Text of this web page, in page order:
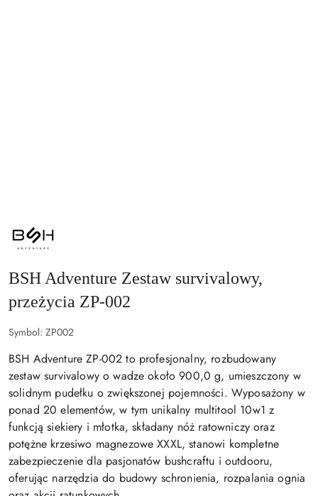
NAZWA
PRODUCENTA:
BSH
BSH Adventure Zestaw survivalowy,
przeżycia ZP-002
Symbol: ZP002
BSH Adventure ZP-002 to profesjonalny, rozbudowany
zestaw survivalowy o wadze około 900,0 g, umieszczony w
solidnym pudełku o zwiększonej pojemności. Wyposażony w
ponad 20 elementów, w tym unikalny multitool 10w1 z
funkcją siekiery i młotka, składany nóż ratowniczy oraz
potężne krzesiwo magnezowe XXXL, stanowi kompletne
zabezpieczenie dla pasjonatów bushcraftu i outdooru,
oferując narzędzia do budowy schronienia, rozpalania ognia